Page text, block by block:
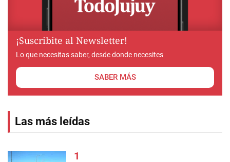
¡Suscribite al Newsletter!
Lo que necesitas saber, desde donde necesites
SABER MÁS
Las más leídas